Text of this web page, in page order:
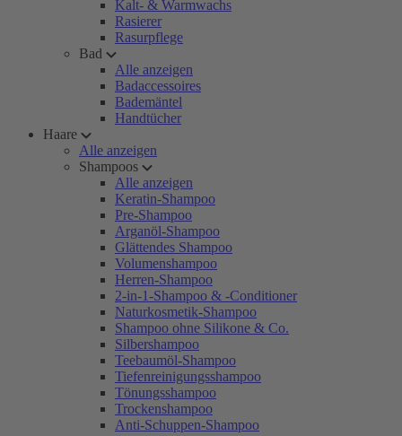
Kalt- & Warmwachs
Rasierer
Rasurpflege
Bad
Alle anzeigen
Badaccessoires
Bademäntel
Handtücher
Haare
Alle anzeigen
Shampoos
Alle anzeigen
Keratin-Shampoo
Pre-Shampoo
Arganöl-Shampoo
Glättendes Shampoo
Volumenshampoo
Herren-Shampoo
2-in-1-Shampoo & -Conditioner
Naturkosmetik-Shampoo
Shampoo ohne Silikone & Co.
Silbershampoo
Teebaumöl-Shampoo
Tiefenreinigungsshampoo
Tönungsshampoo
Trockenshampoo
Anti-Schuppen-Shampoo